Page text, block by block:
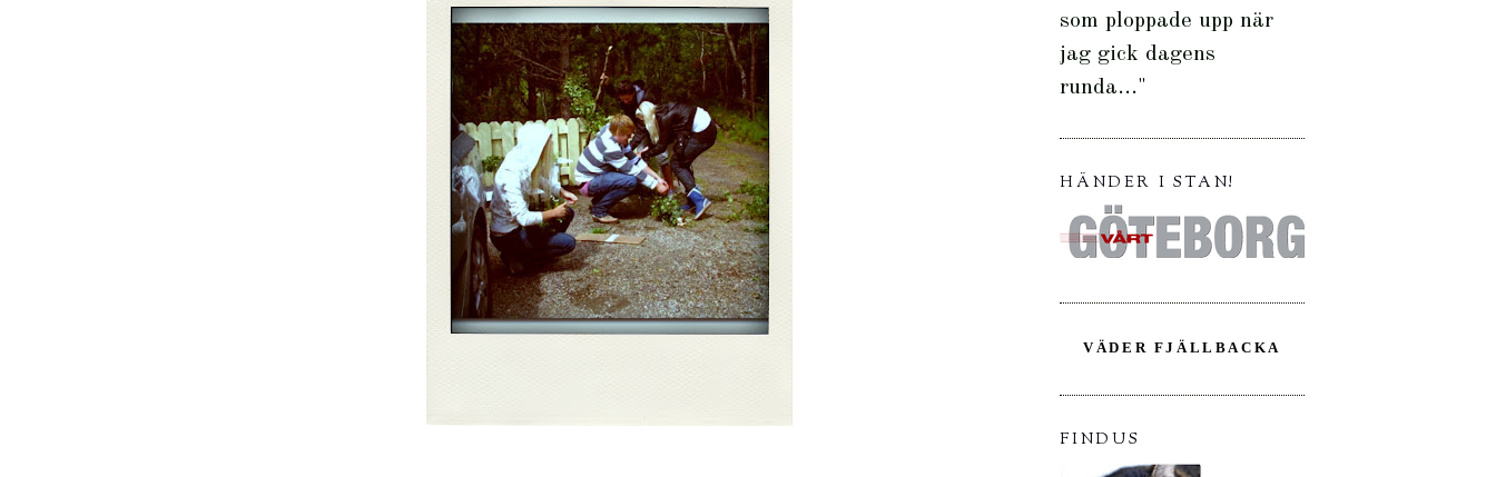
som ploppade upp när
jag gick dagens
runda..."
HÄNDER I STAN!
VÄDER FJÄLLBACKA
FINDUS